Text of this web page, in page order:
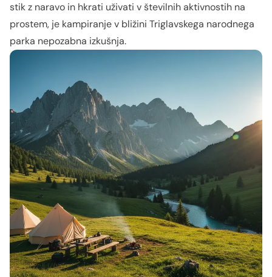
stik z naravo in hkrati uživati v številnih aktivnostih na
prostem, je kampiranje v bližini Triglavskega narodnega
parka nepozabna izkušnja.